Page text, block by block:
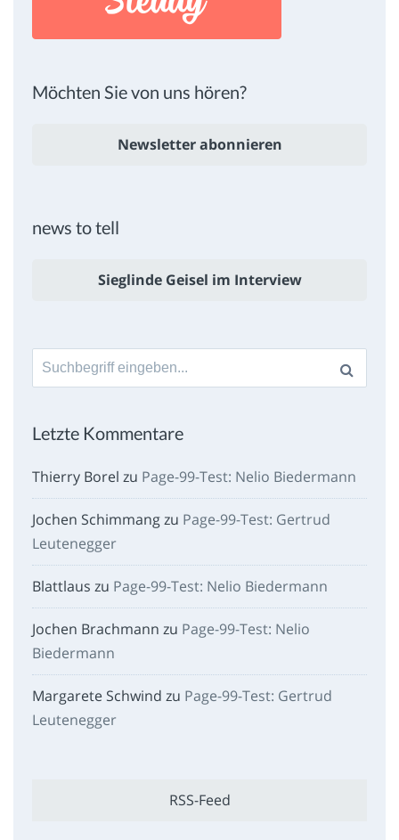
Möchten Sie von uns hören?
Newsletter abonnieren
news to tell
Sieglinde Geisel im Interview
Suche
nach:
Letzte Kommentare
Thierry Borel zu Page-99-Test: Nelio Biedermann
Jochen Schimmangzu Page-99-Test: Gertrud
Leutenegger
Blattlaus zu Page-99-Test: Nelio Biedermann
Jochen Brachmann zu Page-99-Test: Nelio
Biedermann
Margarete Schwind zu Page-99-Test: Gertrud
Leutenegger
RSS-Feed